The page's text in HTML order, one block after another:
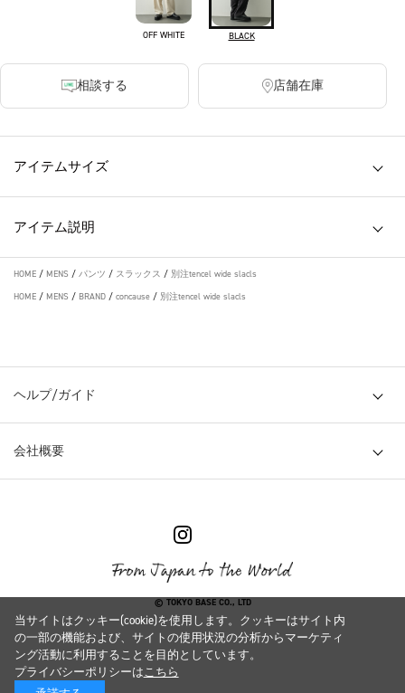
OFF WHITE BLACK
相談する 店舗在庫
アイテムサイズ
アイテム説明
HOME / MENS / パンツ / スラックス / 別注tencel wide slacls
HOME / MENS / BRAND / concause / 別注tencel wide slacls
ヘルプ/ガイド
会社概要
© TOKYO BASE CO., LTD
当サイトはクッキー(cookie)を使用します。クッキーはサイト内
の一部の機能および、サイトの使用状況の分析からマーケティ
ング活動に利用することを目的としています。
プライバシーポリシーはこちら